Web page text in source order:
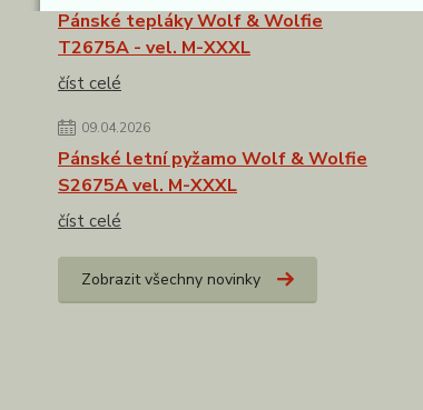
Pánské tepláky Wolf & Wolfie
T2675A - vel. M-XXXL
číst celé
09.04.2026
Pánské letní pyžamo Wolf & Wolfie
S2675A vel. M-XXXL
číst celé
Zobrazit všechny novinky